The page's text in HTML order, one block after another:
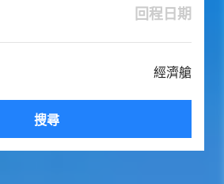
回程日期
經濟艙
搜尋